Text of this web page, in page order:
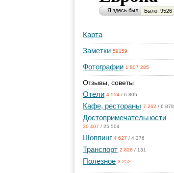
Я здесь был Было: 9526
Карта
Заметки 59159
Фотографии 1 807 285
Отзывы, советы
Отели 4 554 / 6 805
Кафе, рестораны 7 262 / 6 878
Достопримечательности
30 407 / 25 504
Шоппинг 4 627 / 4 376
Транспорт 2 828 / 131
Полезное 3 252